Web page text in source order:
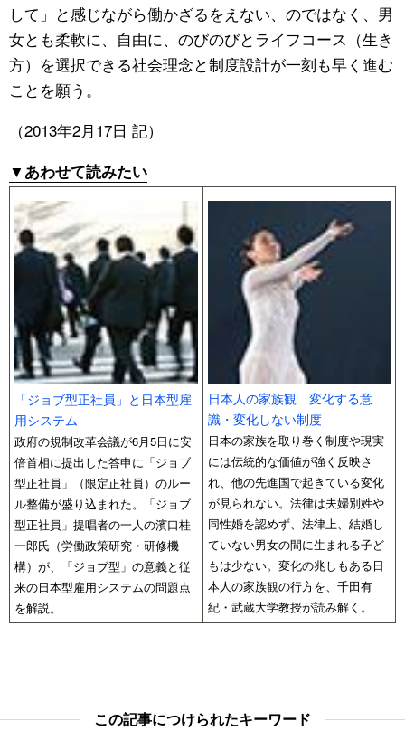
して」と感じながら働かざるをえない、のではなく、男
女とも柔軟に、自由に、のびのびとライフコース（生き
方）を選択できる社会理念と制度設計が一刻も早く進む
ことを願う。
（2013年2月17日 記）
▼あわせて読みたい
「ジョブ型正社員」と日本型雇
用システム
政府の規制改革会議が6月5日に安
倍首相に提出した答申に「ジョブ
型正社員」（限定正社員）のルー
ル整備が盛り込まれた。「ジョブ
型正社員」提唱者の一人の濱口桂
一郎氏（労働政策研究・研修機
構）が、「ジョブ型」の意義と従
来の日本型雇用システムの問題点
を解説。
日本人の家族観 変化する意
識・変化しない制度
日本の家族を取り巻く制度や現実
には伝統的な価値が強く反映さ
れ、他の先進国で起きている変化
が見られない。法律は夫婦別姓や
同性婚を認めず、法律上、結婚し
ていない男女の間に生まれる子ど
もは少ない。変化の兆しもある日
本人の家族観の行方を、千田有
紀・武蔵大学教授が読み解く。
この記事につけられたキーワード